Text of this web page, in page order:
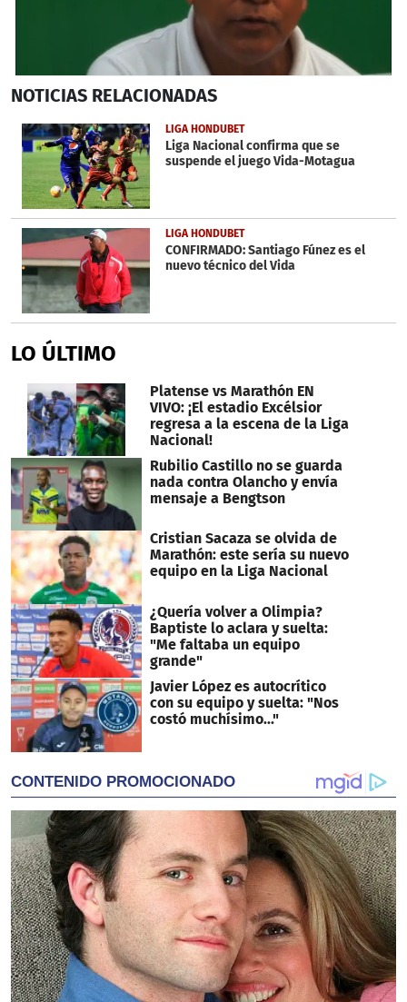
seconds
1
minute,
9
seconds
NOTICIAS RELACIONADAS
LIGA HONDUBET
Liga Nacional confirma que se
suspende el juego Vida-Motagua
LIGA HONDUBET
CONFIRMADO: Santiago Fúnez es el
nuevo técnico del Vida
LO ÚLTIMO
Platense vs Marathón EN
VIVO: ¡El estadio Excélsior
regresa a la escena de la Liga
Nacional!
Rubilio Castillo no se guarda
nada contra Olancho y envía
mensaje a Bengtson
Cristian Sacaza se olvida de
Marathón: este sería su nuevo
equipo en la Liga Nacional
¿Quería volver a Olimpia?
Baptiste lo aclara y suelta:
"Me faltaba un equipo
grande"
Javier López es autocrítico
con su equipo y suelta: "Nos
costó muchísimo..."